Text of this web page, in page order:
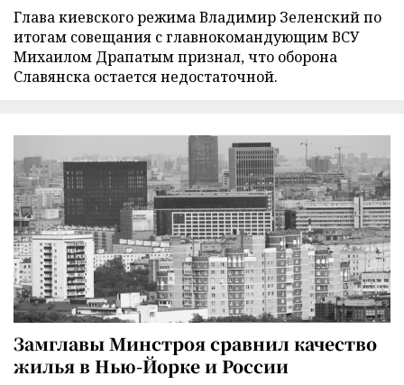
Глава киевского режима Владимир Зеленский по
итогам совещания с главнокомандующим ВСУ
Михаилом Драпатым признал, что оборона
Славянска остается недостаточной.
Замглавы Минстроя сравнил качество
жилья в Нью-Йорке и России